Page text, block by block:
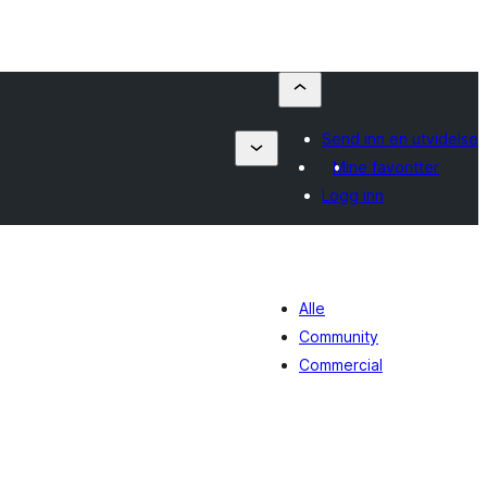
Send inn en utvidelse
Mine favoritter
Logg inn
Alle
Community
Commercial